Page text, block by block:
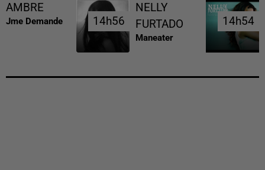
AMBRE
Jme Demande 14h56
14h56
NELLY
FURTADO
Maneater
14h54
14h54